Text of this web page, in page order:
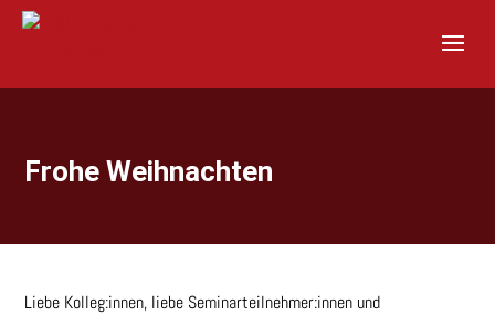
Frohe Weihnachten
Liebe Kolleg:innen, liebe Seminarteilnehmer:innen und